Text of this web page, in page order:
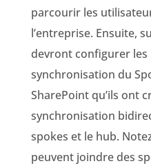
parcourir les
l’entreprise. Ensuite,
devront configurer les
synchronisation du
SharePoint qu’ils ont
synchronisation
spokes et le hub.
peuvent joindre des